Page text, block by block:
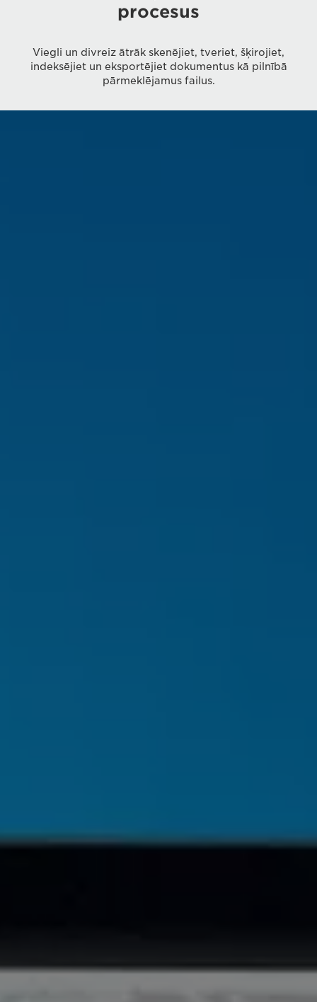
procesus
Viegli un divreiz ātrāk skenējiet, tveriet, šķirojiet,
indeksējiet un eksportējiet dokumentus kā pilnībā
pārmeklējamus failus.